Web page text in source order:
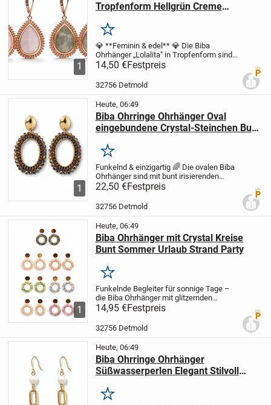
1
Tropfenform Hellgrün Creme
Merken
💎 **Feminin & edel** 💎 Die Biba
Ohrhänger „Lolalita" in Tropfenform sind
das Highlight für jeden Look. Das zarte
Hellgrün oder Creme schmeichelt jedem
Hauttyp und verleiht dir sofort eine
14,50 €Festpreis
32756 Detmold
1
Heute, 06:49
Biba Ohrringe Ohrhänger Oval
eingebundene Crystal-Steinchen Bunt
Merken
Funkelnd & einzigartig 🌈 Die ovalen Biba
Ohrhänger sind mit bunt irisierenden
Crystal-Steinchen verziert, die je nach
Lichteinfall in faszinierenden Farben
schimmern. Ihr elegantes, zugleich...
22,50 €Festpreis
32756 Detmold
1
Heute, 06:49
Biba Ohrhänger mit Crystal Kreise
Bunt Sommer Urlaub Strand Party
Merken
Funkelnde Begleiter für sonnige Tage –
die Biba Ohrhänger mit glitzernden
Crystal-Kreisen in bunten Farben. Perfekt
für Strand, Pool und Sommerpartys,
bringen diese eleganten Ohrringe Glamour
14,95 €Festpreis
32756 Detmold
Heute, 06:49
Biba Ohrringe Ohrhänger
Süßwasserperlen Elegant Stilvoll
Merken